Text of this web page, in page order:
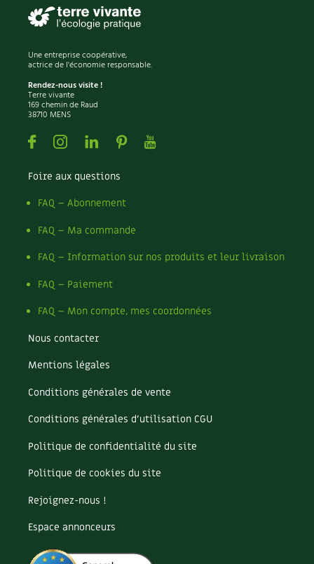
Une entreprise coopérative,
actrice de l'économie responsable.
Rendez-nous visite !
Terre vivante
169 chemin de Raud
38710 MENS
FacebookInstagramLinkedin
PinterestYoutube
Foire aux questions
FAQ – Abonnement
FAQ – Ma commande
FAQ – Information sur nos produits et leur livraison
FAQ – Paiement
FAQ – Mon compte, mes coordonnées
Nous contacter
Mentions légales
Conditions générales de vente
Conditions générales d’utilisation CGU
Politique de confidentialité du site
Politique de cookies du site
Rejoignez-nous !
Espace annonceurs